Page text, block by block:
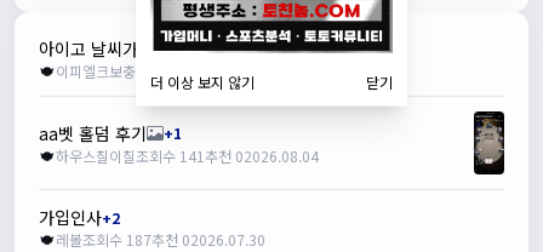
아이고 날씨가
이피엘크보충 2026.08.07
aa벳 홀덤 후기
+1
하우스칠이칠조회수 141추천 02026.08.04
가입인사+2
레볼조회수 187추천 02026.07.30
더 이상 보지 않기 닫기